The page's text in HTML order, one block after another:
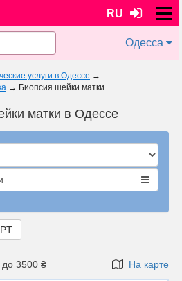
RU
Одесса
услуги в Одессе →
→ Биопсия шейки матки
матки в Одессе
3500 ₴ На карте